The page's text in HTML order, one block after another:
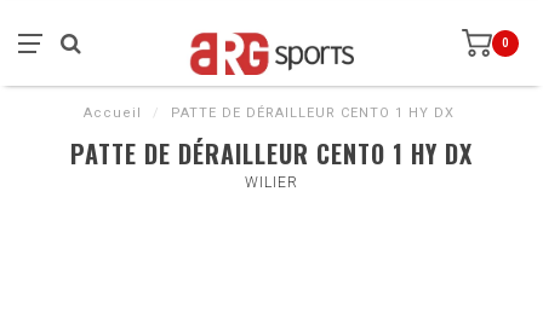
0
Accueil / PATTE DE DÉRAILLEUR CENTO 1 HY DX
PATTE DE DÉRAILLEUR CENTO 1 HY DX
WILIER